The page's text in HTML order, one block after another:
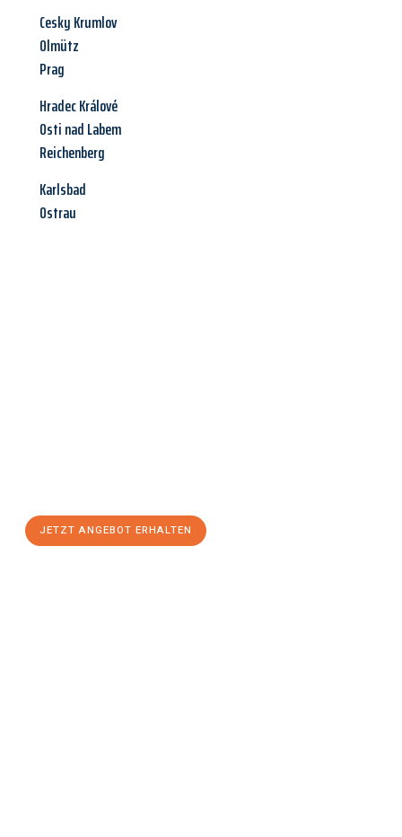
Cesky Krumlov
Olmütz
Prag
Hradec Králové
Osti nad Labem
Reichenberg
Karlsbad
Ostrau
JETZT ANGEBOT ERHALTEN